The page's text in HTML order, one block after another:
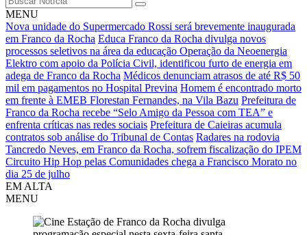
MENU
Nova unidade do Supermercado Rossi será brevemente inaugurada
em Franco da Rocha Educa Franco da Rocha divulga novos
processos seletivos na área da educação Operação da Neoenergia
Elektro com apoio da Polícia Civil, identificou furto de energia em
adega de Franco da Rocha Médicos denunciam atrasos de até R$ 50
mil em pagamentos no Hospital Previna Homem é encontrado morto
em frente à EMEB Florestan Fernandes, na Vila Bazu Prefeitura de
Franco da Rocha recebe “Selo Amigo da Pessoa com TEA” e
enfrenta críticas nas redes sociais Prefeitura de Caieiras acumula
contratos sob análise do Tribunal de Contas Radares na rodovia
Tancredo Neves, em Franco da Rocha, sofrem fiscalização do IPEM
Circuito Hip Hop pelas Comunidades chega a Francisco Morato no
dia 25 de julho
EM ALTA
MENU